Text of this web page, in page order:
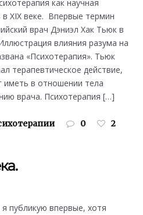
как научная
в XIX веке. Впервые термин
врач Дэниэл Хак Тьюк в
влияния разума на
«Психотерапия». Тьюк
терапевтическое действие,
иметь в отношении тела
врача. Психотерапия […]
0 2
публикую впервые, хотя